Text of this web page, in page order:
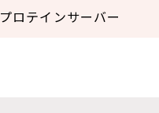
プロテインサーバー